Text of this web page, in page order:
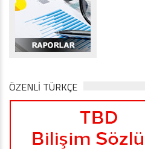
ÖZENLİ TÜRKÇE